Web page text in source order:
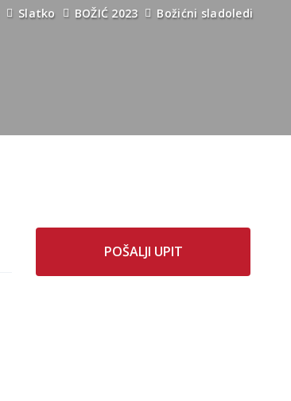
Slatko BOŽIĆ 2023 Božićni sladoledi
POŠALJI UPIT